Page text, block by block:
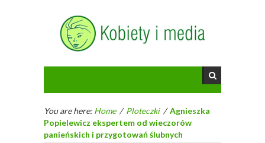
You are here: Home / Ploteczki /Agnieszka
Popielewicz ekspertem od wieczorów
panieńskich i przygotowań ślubnych